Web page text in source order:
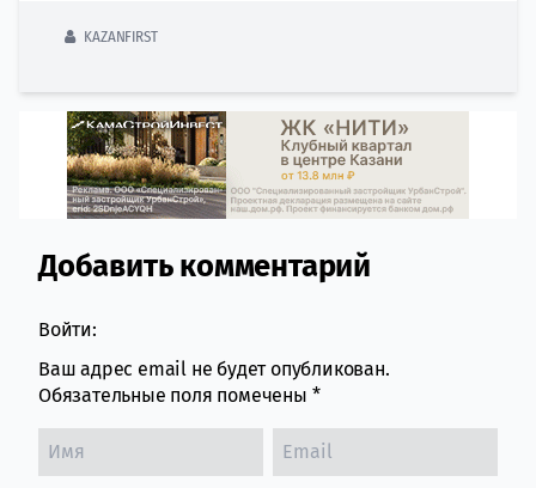
KAZANFIRST
Comment section
Добавить комментарий
Войти:
Ваш адрес email не будет опубликован.
Обязательные поля помечены *